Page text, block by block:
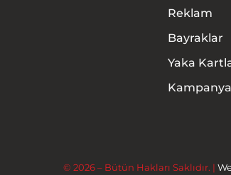
Reklam
Bayraklar
Yaka
© 2026 – Bütün Hakları Saklıdır. |
Hakkımızda
Ürünler